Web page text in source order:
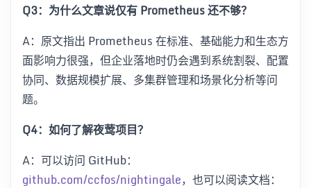
Q3：为什么文章说仅有 Prometheus 还不够？
A：原文指出 Prometheus 在标准、基础能力和生态方
面影响力很强，但企业落地时仍会遇到系统割裂、配置
协同、数据规模扩展、多集群管理和场景化分析等问
题。
Q4：如何了解夜莺项目？
A：可以访问 GitHub：
github.com/ccfos/nightingale，也可以阅读文档：